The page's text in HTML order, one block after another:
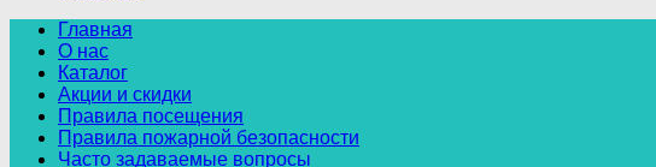
Главная
О нас
Каталог
Акции и скидки
Правила посещения
Правила пожарной безопасности
Часто задаваемые вопросы